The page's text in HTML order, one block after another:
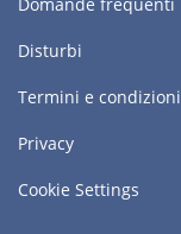
Disturbi
Termini e condizioni
Privacy
Cookie Settings